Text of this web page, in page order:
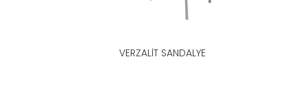
VERZALIT SANDALYE